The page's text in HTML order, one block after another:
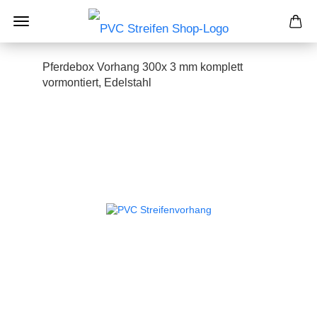
Pferdebox Vorhang 300x 3 mm komplett
vormontiert, Edelstahl